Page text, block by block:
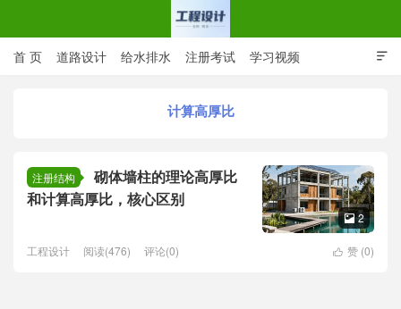

首 页 道路设计 给水排水 注册考试 学习视频
计算高厚比
注册结构
砌体墙柱的理论高厚比
和计算高厚比，核心区别
 2
 赞 (0)
工程设计 阅读(476) 评论(0)